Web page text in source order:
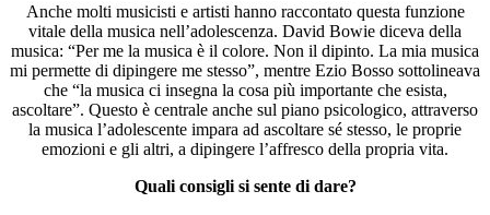
Anche molti musicisti e artisti hanno raccontato questa funzione
vitale della musica nell’adolescenza. David Bowie diceva della
musica: “Per me la musica è il colore. Non il dipinto. La mia musica
mi permette di dipingere me stesso”, mentre Ezio Bosso sottolineava
che “la musica ci insegna la cosa più importante che esista,
ascoltare”. Questo è centrale anche sul piano psicologico, attraverso
la musica l’adolescente impara ad ascoltare sé stesso, le proprie
emozioni e gli altri, a dipingere l’affresco della propria vita.
Quali consigli si sente di dare?